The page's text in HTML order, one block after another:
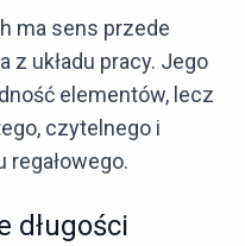
ma sens przede
układu pracy. Jego
elementów, lecz
czytelnego i
regałowego.
długości